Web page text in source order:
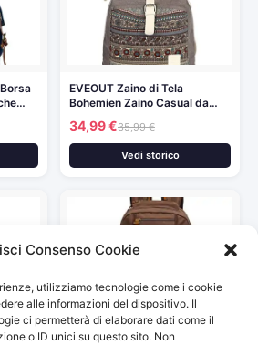
Consenso Cookie
utilizziamo tecnologie come i cookie
alle informazioni del dispositivo. Il
ci permetterà di elaborare dati come il
o ID unici su questo sito. Non
EVEOUT Zaino di Tela
Bohemien Zaino Casual da…
34,99 €35,99 €
Vedi storico